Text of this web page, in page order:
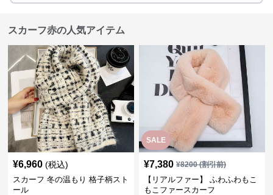
スカーフ赤の人気アイテム
¥6,960 (税込)
スカーフ 冬の温もり 格子柄スト
ール
SALE
¥7,380 ¥8200(割引前)
【リアルファー】 ふわふわもこ
もこファースカーフ